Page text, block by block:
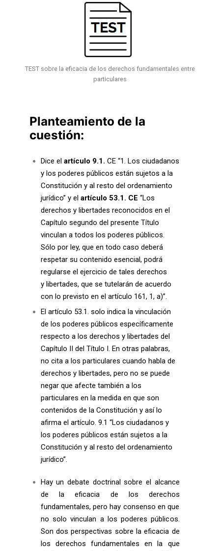
TEST sobre la eficacia de los derechos fundamentales entre
particulares
Planteamiento de la
cuestión:
Dice el artículo 9.1. CE “1. Los ciudadanos
y los poderes públicos están sujetos a la
Constitución y al resto del ordenamiento
jurídico” y el artículo 53.1. CE “Los
derechos y libertades reconocidos en el
Capítulo segundo del presente Título
vinculan a todos los poderes públicos.
Sólo por ley, que en todo caso deberá
respetar su contenido esencial, podrá
regularse el ejercicio de tales derechos
y libertades, que se tutelarán de acuerdo
con lo previsto en el artículo 161, 1, a)”.
El artículo 53.1. solo indica la vinculación
de los poderes públicos específicamente
respecto a los derechos y libertades del
Capítulo II del Título I. En otras palabras,
no cita a los particulares cuando habla de
derechos y libertades, pero no se puede
negar que afecte también a los
particulares en la medida en que son
contenidos de la Constitución y así lo
afirma el artículo. 9.1 “Los ciudadanos y
los poderes públicos están sujetos a la
Constitución y al resto del ordenamiento
jurídico”.
Hay un debate doctrinal sobre el alcance
de la eficacia de los derechos
fundamentales, pero hay consenso en que
no solo vinculan a los poderes públicos.
Son dos perspectivas sobre la eficacia de
los derechos fundamentales en la que